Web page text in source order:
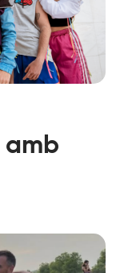
amb